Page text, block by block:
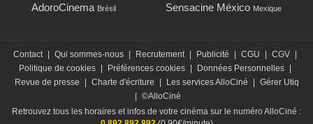
AdoroCinema Brésil Sensacine México Mexique
Contact Qui sommes-nous Recrutement Publicité CGU CGV
Politique de cookies
Préférences cookies Données Personnelles
Revue de presse
Charte d'écriture Les services AlloCiné
Gérer Utiq
©AlloCiné
Retrouvez tous les horaires et infos de votre cinéma sur le numéro AlloCiné :